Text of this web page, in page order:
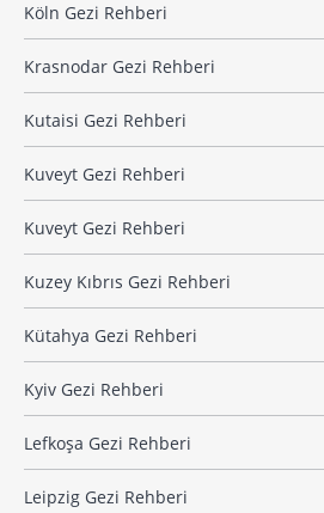
Köln Gezi Rehberi
Krasnodar Gezi Rehberi
Kutaisi Gezi Rehberi
Kuveyt Gezi Rehberi
Kuveyt Gezi Rehberi
Kuzey Kıbrıs Gezi Rehberi
Kütahya Gezi Rehberi
Kyiv Gezi Rehberi
Lefkoşa Gezi Rehberi
Leipzig Gezi Rehberi